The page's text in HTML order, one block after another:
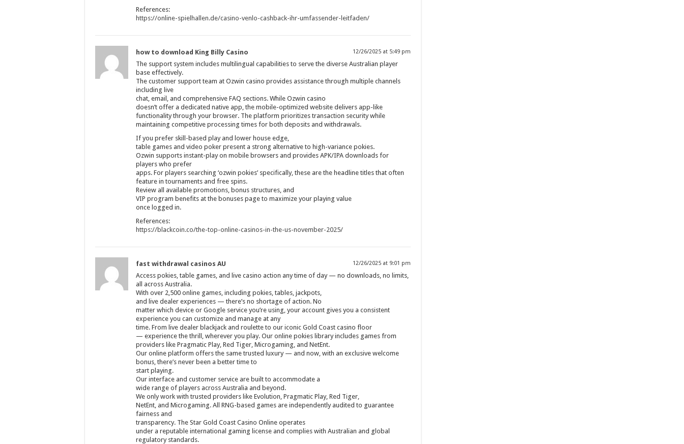
References:
https://online-spielhallen.de/casino-venlo-cashback-ihr-umfassender-leitfaden/
how to download King Billy Casino 12/26/2025 at 5:49 pm
The support system includes multilingual capabilities to serve the diverse Australian player
base effectively.
The customer support team at Ozwin casino provides assistance through multiple channels
including live
chat, email, and comprehensive FAQ sections. While Ozwin casino
doesn’t offer a dedicated native app, the mobile-optimized website delivers app-like
functionality through your browser. The platform prioritizes transaction security while
maintaining competitive processing times for both deposits and withdrawals.
If you prefer skill-based play and lower house edge,
table games and video poker present a strong alternative to high-variance pokies.
Ozwin supports instant-play on mobile browsers and provides APK/IPA downloads for
players who prefer
apps. For players searching ‘ozwin pokies’ specifically, these are the headline titles that often
feature in tournaments and free spins.
Review all available promotions, bonus structures, and
VIP program benefits at the bonuses page to maximize your playing value
once logged in.
References:
https://blackcoin.co/the-top-online-casinos-in-the-us-november-2025/
fast withdrawal casinos AU 12/26/2025 at 9:01 pm
Access pokies, table games, and live casino action any time of day — no downloads, no limits,
all across Australia.
With over 2,500 online games, including pokies, tables, jackpots,
and live dealer experiences — there’s no shortage of action. No
matter which device or Google service you’re using, your account gives you a consistent
experience you can customize and manage at any
time. From live dealer blackjack and roulette to our iconic Gold Coast casino floor
— experience the thrill, wherever you play. Our online pokies library includes games from
providers like Pragmatic Play, Red Tiger, Microgaming, and NetEnt.
Our online platform offers the same trusted luxury — and now, with an exclusive welcome
bonus, there’s never been a better time to
start playing.
Our interface and customer service are built to accommodate a
wide range of players across Australia and beyond.
We only work with trusted providers like Evolution, Pragmatic Play, Red Tiger,
NetEnt, and Microgaming. All RNG-based games are independently audited to guarantee
fairness and
transparency. The Star Gold Coast Casino Online operates
under a reputable international gaming license and complies with Australian and global
regulatory standards.